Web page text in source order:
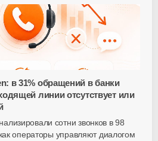
в 31% обращений в банки
линии отсутствует или
сотни звонков в 98
операторы управляют диалогом